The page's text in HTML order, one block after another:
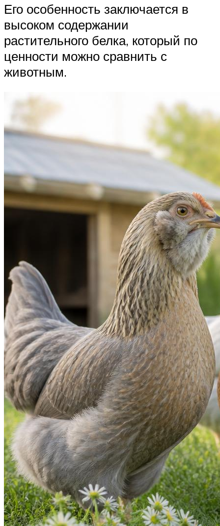
Его особенность заключается в
высоком содержании
растительного белка, который по
ценности можно сравнить с
животным.